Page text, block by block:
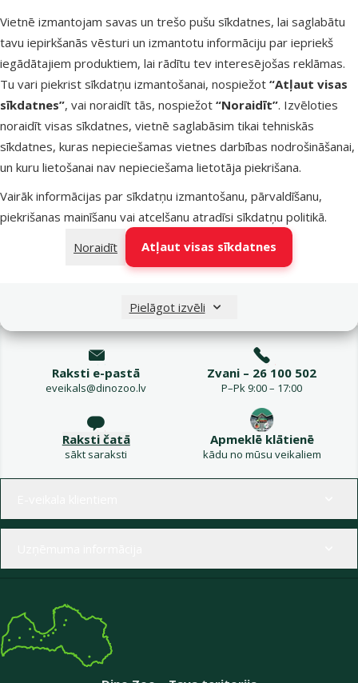
Vietnē izmantojam savas un trešo pušu sīkdatnes, lai saglabātu
tavu iepirkšanās vēsturi un izmantotu informāciju par iepriekš
iegādātajiem produktiem, lai rādītu tev interesējošas reklāmas.
Tu vari piekrist sīkdatņu izmantošanai, nospiežot “Atļaut visas
sīkdatnes”, vai noraidīt tās, nospiežot “Noraidīt”. Izvēloties
noraidīt visas sīkdatnes, vietnē saglabāsim tikai tehniskās
sīkdatnes, kuras nepieciešamas vietnes darbības nodrošināšanai,
un kuru lietošanai nav nepieciešama lietotāja piekrišana.
Vairāk informācijas par sīkdatņu izmantošanu, pārvaldīšanu,
piekrišanas mainīšanu vai atcelšanu atradīsi sīkdatņu politikā.
Noraidīt
Atļaut visas sīkdatnes
Pielāgot izvēli
Noliktavā Pievienot grozam
Rezerves daļa -
ExoTerra
Fogger
membrāna
Atsauksmes 0%
Cena
6,99 €
Apskatīt
Raksti e-pastā
eveikals@dinozoo.lv
Zvani – 26 100 502
P–Pk 9:00 – 17:00
Raksti čatā
sākt saraksti
Apmeklē klātienē
kādu no mūsu veikaliem